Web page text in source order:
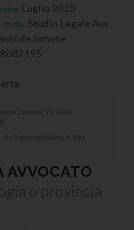
Luglio 2025
studio: Studio Legale Avv.
de Simone
Ducenta, Via Della
, Via Della Repubblica, 9, Villa
AVVOCATO